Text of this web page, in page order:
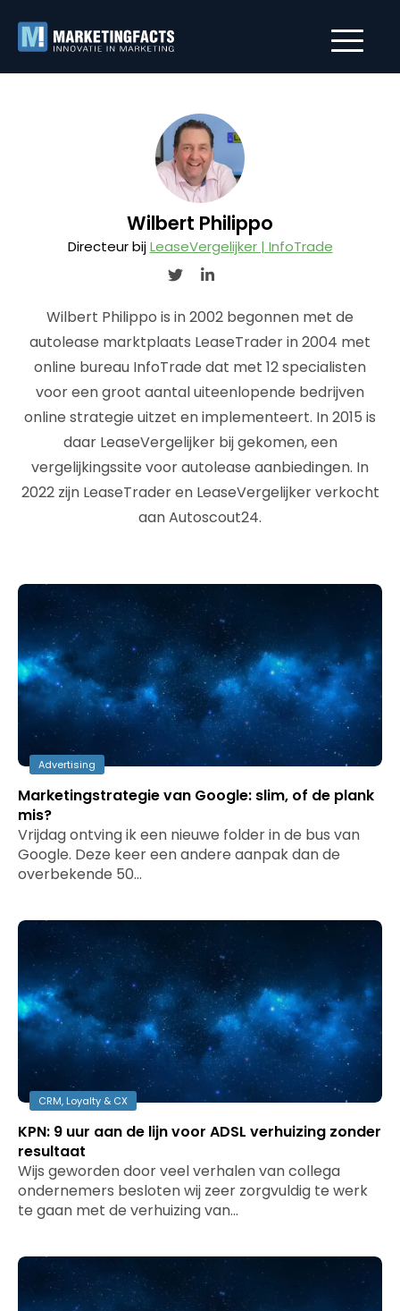
Wilbert Philippo
Directeur bijLeaseVergelijker | InfoTrade
Wilbert Philippo is in 2002 begonnen met de
autolease marktplaats LeaseTrader in 2004 met
online bureau InfoTrade dat met 12 specialisten
voor een groot aantal uiteenlopende bedrijven
online strategie uitzet en implementeert. In 2015 is
daar LeaseVergelijker bij gekomen, een
vergelijkingssite voor autolease aanbiedingen. In
2022 zijn LeaseTrader en LeaseVergelijker verkocht
aan Autoscout24.
Advertising
Marketingstrategie van Google: slim, of de plank
mis?
Vrijdag ontving ik een nieuwe folder in de bus van
Google. Deze keer een andere aanpak dan de
overbekende 50…
CRM, Loyalty & CX
KPN: 9 uur aan de lijn voor ADSL verhuizing zonder
resultaat
Wijs geworden door veel verhalen van collega
ondernemers besloten wij zeer zorgvuldig te werk
te gaan met de verhuizing van…